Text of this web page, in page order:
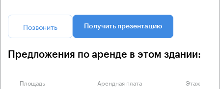
Позвонить Получить презентацию
Предложения по аренде в этом здании:
Площадь Арендная плата Этаж